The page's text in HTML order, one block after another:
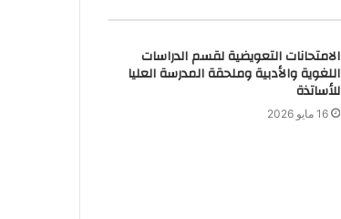
الامتحانات التعويضية لقسم الدراسات
اللغوية والأدبية وملحقة المدرسة العليا
للأساتذة
16 مايو 2026